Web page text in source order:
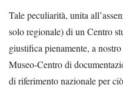
Tale peculiarità, unita
solo regionale) di un Centro
giustifica pienamente, a
Museo-Centro di
di riferimento nazionale per